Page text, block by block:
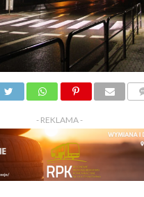
- REKLAMA -